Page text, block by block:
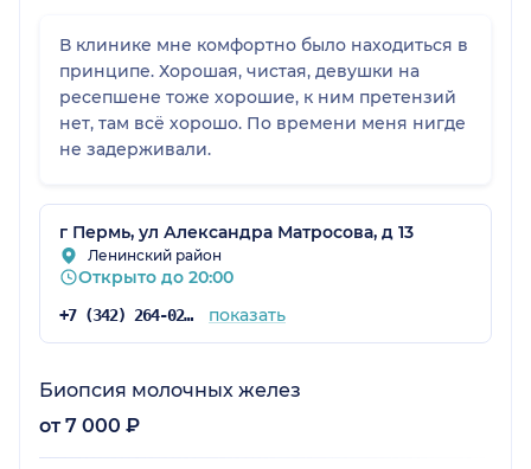
В клинике мне комфортно было находиться в
принципе. Хорошая, чистая, девушки на
ресепшене тоже хорошие, к ним претензий
нет, там всё хорошо. По времени меня нигде
не задерживали.
г Пермь, ул Александра Матросова, д 13
Ленинский район
Открыто до 20:00
+7 (342) 264-02-90 показать
Биопсия молочных желез
от 7 000 ₽